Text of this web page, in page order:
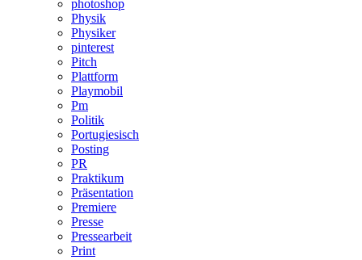
photoshop
Physik
Physiker
pinterest
Pitch
Plattform
Playmobil
Pm
Politik
Portugiesisch
Posting
PR
Praktikum
Präsentation
Premiere
Presse
Pressearbeit
Print